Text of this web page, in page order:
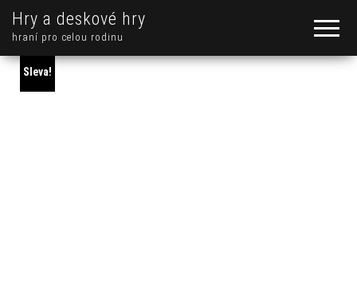
Hry a deskové hry
hraní pro celou rodinu
Sleva!